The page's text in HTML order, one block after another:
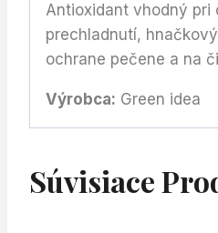
Antioxidant vhodný pri
prechladnutí,
ochrane pečene a na
Výrobca: Green idea
Súvisiace